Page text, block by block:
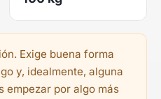
Exige buena forma
y, idealmente, alguna
empezar por algo más